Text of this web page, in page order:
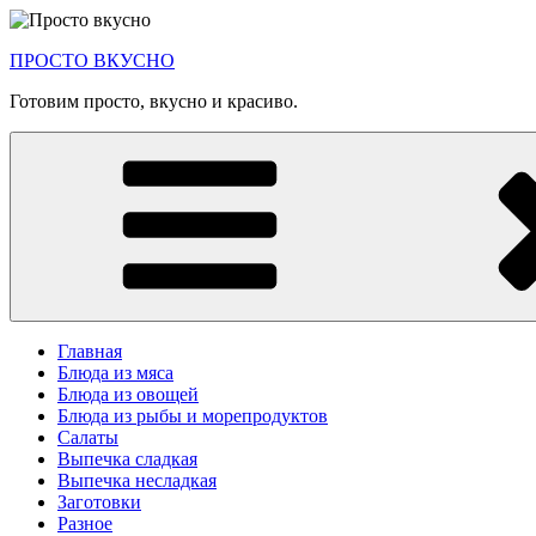
Перейти
содержимому
ПРОСТО ВКУСНО
Готовим просто, вкусно и красиво.
Главная
Блюда из мяса
Блюда из овощей
Блюда из рыбы и морепродуктов
Салаты
Выпечка сладкая
Выпечка несладкая
Заготовки
Разное